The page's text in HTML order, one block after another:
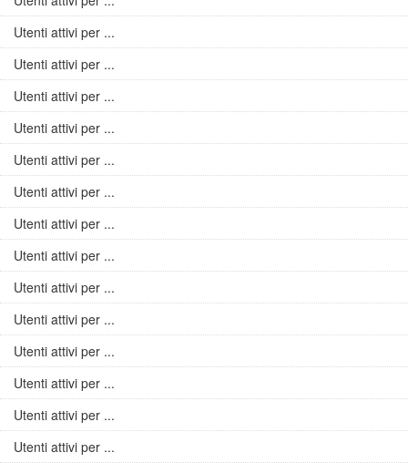
Utenti attivi per ...
Utenti attivi per ...
Utenti attivi per ...
Utenti attivi per ...
Utenti attivi per ...
Utenti attivi per ...
Utenti attivi per ...
Utenti attivi per ...
Utenti attivi per ...
Utenti attivi per ...
Utenti attivi per ...
Utenti attivi per ...
Utenti attivi per ...
Utenti attivi per ...